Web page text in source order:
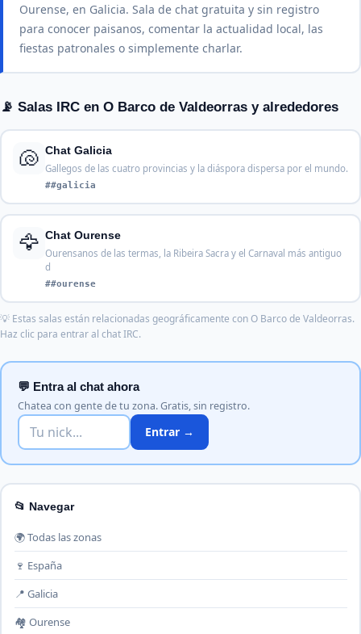
Ourense, en Galicia. Sala de chat gratuita y sin registro
para conocer paisanos, comentar la actualidad local, las
fiestas patronales o simplemente charlar.
📡 Salas IRC en O Barco de Valdeorras y alrededores
🐚 Chat Galicia
Gallegos de las cuatro provincias y la diáspora dispersa por el mundo.
##galicia
🦅 Chat Ourense
Ourensanos de las termas, la Ribeira Sacra y el Carnaval más antiguo
d
##ourense
💡 Estas salas están relacionadas geográficamente con O Barco de Valdeorras.
Haz clic para entrar al chat IRC.
💬 Entra al chat ahora
Chatea con gente de tu zona. Gratis, sin registro.
Entrar →
📂 Navegar
🌍 Todas las zonas
🍷 España
📍 Galicia
🏘️ Ourense